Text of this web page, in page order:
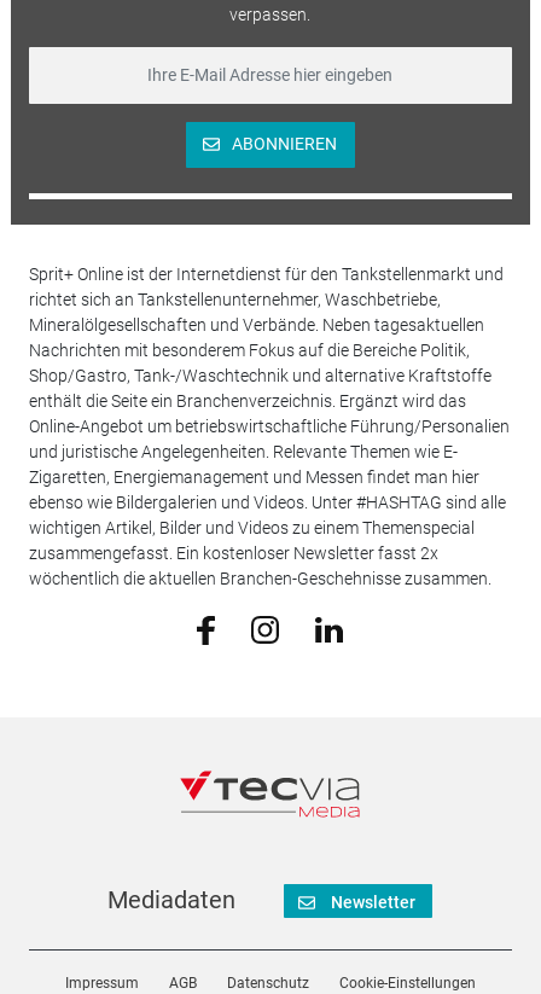
verpassen.
ABONNIEREN
Sprit+ Online ist der Internetdienst für den Tankstellenmarkt und
richtet sich an Tankstellenunternehmer, Waschbetriebe,
Mineralölgesellschaften und Verbände. Neben tagesaktuellen
Nachrichten mit besonderem Fokus auf die Bereiche Politik,
Shop/Gastro, Tank-/Waschtechnik und alternative Kraftstoffe
enthält die Seite ein Branchenverzeichnis. Ergänzt wird das
Online-Angebot um betriebswirtschaftliche Führung/Personalien
und juristische Angelegenheiten. Relevante Themen wie E-
Zigaretten, Energiemanagement und Messen findet man hier
ebenso wie Bildergalerien und Videos. Unter #HASHTAG sind alle
wichtigen Artikel, Bilder und Videos zu einem Themenspecial
zusammengefasst. Ein kostenloser Newsletter fasst 2x
wöchentlich die aktuellen Branchen-Geschehnisse zusammen.
Mediadaten Newsletter
Impressum AGB Datenschutz Cookie-Einstellungen